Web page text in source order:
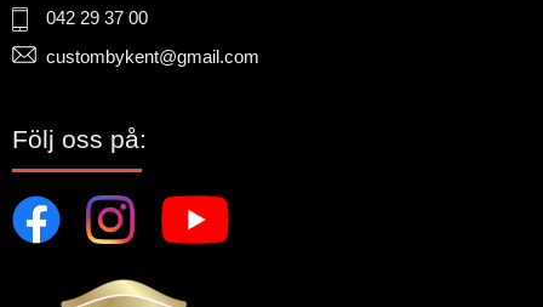
042 29 37 00
custombykent@gmail.com
Följ oss på: